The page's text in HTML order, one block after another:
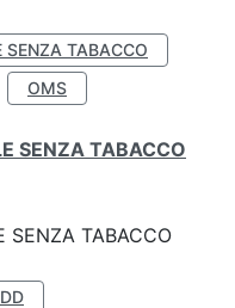
SENZA TABACCO
OMS
SENZA TABACCO
SENZA TABACCO